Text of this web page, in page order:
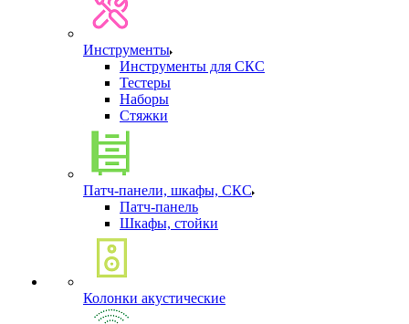
Инструменты
Инструменты для СКС
Тестеры
Наборы
Стяжки
Патч-панели, шкафы, СКС
Патч-панель
Шкафы, стойки
Колонки акустические